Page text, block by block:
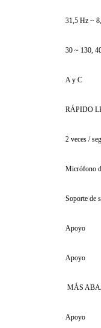
31,5 Hz ~
30 ~ 130,
A y C
RÁPIDO
2 veces /
Micrófono
Soporte de
Apoyo
Apoyo
MÁS
Apoyo